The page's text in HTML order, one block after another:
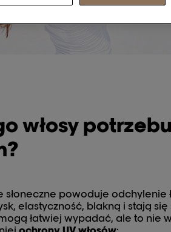
włosy
powoduje odchylenie
elastyczność, blakną i stają
łatwiej wypadać, ale to